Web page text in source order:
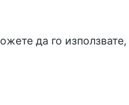
да го използвате,